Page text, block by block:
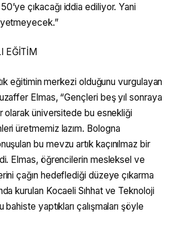
çıkacağı iddia ediliyor. Yani
yetmeyecek.”
EĞİTİM
eğitimin merkezi olduğunu vurgulayan
Elmas, “Gençleri beş yıl sonraya
olarak üniversitede bu esnekliği
üretmemiz lazım. Bologna
bu mevzu artık kaçınılmaz bir
Elmas, öğrencilerin mesleksel ve
çağın hedeflediği düzeye çıkarma
kurulan Kocaeli Sıhhat ve Teknoloji
yaptıkları çalışmaları şöyle